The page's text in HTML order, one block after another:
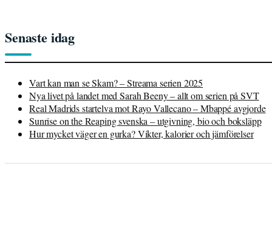
Senaste idag
Vart kan man se Skam? – Streama serien 2025
Nya livet på landet med Sarah Beeny – allt om serien på SVT
Real Madrids startelva mot Rayo Vallecano – Mbappé avgjorde
Sunrise on the Reaping svenska – utgivning, bio och boksläpp
Hur mycket väger en gurka? Vikter, kalorier och jämförelser